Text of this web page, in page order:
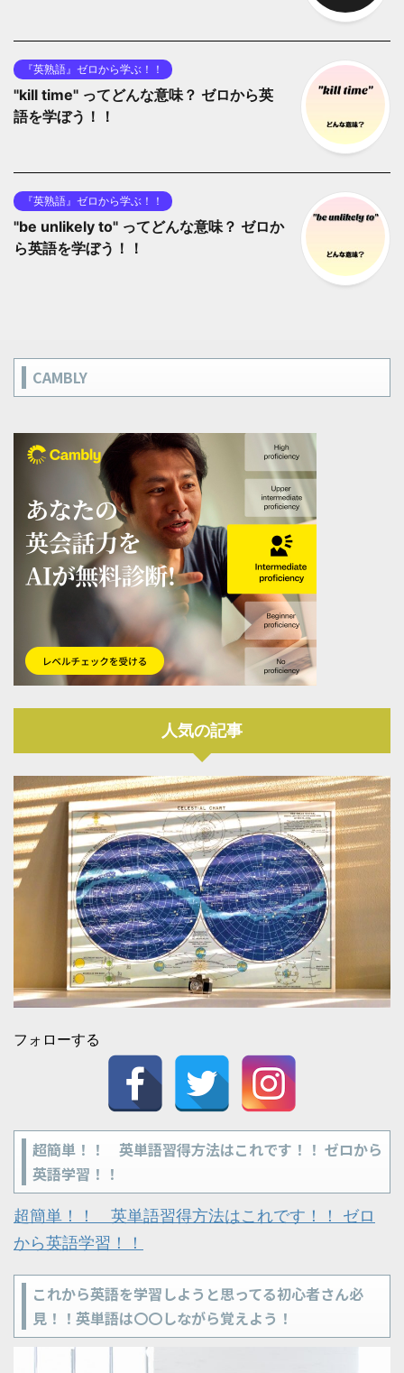
『英熟語』ゼロから学ぶ！！
"kill time" ってどんな意味？ ゼロから英
語を学ぼう！！
『英熟語』ゼロから学ぶ！！
"be unlikely to" ってどんな意味？ ゼロか
ら英語を学ぼう！！
CAMBLY
人気の記事
フォローする
超簡単！！ 英単語習得方法はこれです！！ ゼロから
英語学習！！
超簡単！！ 英単語習得方法はこれです！！ ゼロ
から英語学習！！
これから英語を学習しようと思ってる初心者さん必
見！！英単語は〇〇しながら覚えよう！